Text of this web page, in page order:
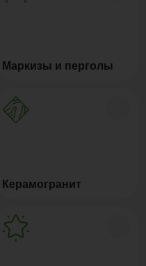
Маркизы и перголы
Керамогранит